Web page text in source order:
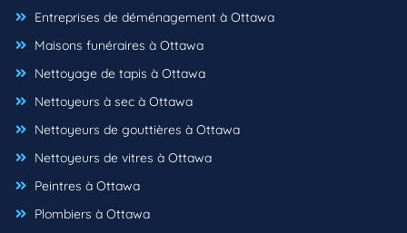
Entreprises de déménagement à Ottawa
Maisons funéraires à Ottawa
Nettoyage de tapis à Ottawa
Nettoyeurs à sec à Ottawa
Nettoyeurs de gouttières à Ottawa
Nettoyeurs de vitres à Ottawa
Peintres à Ottawa
Plombiers à Ottawa